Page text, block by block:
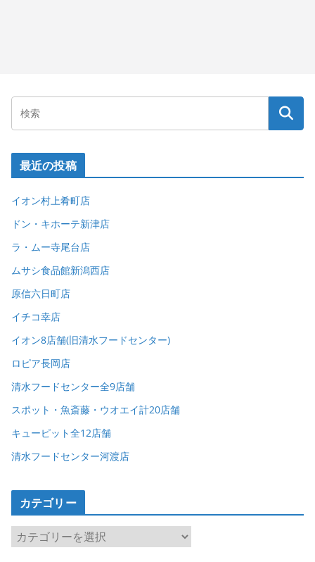
最近の投稿
イオン村上肴町店
ドン・キホーテ新津店
ラ・ムー寺尾台店
ムサシ食品館新潟西店
原信六日町店
イチコ幸店
イオン8店舗(旧清水フードセンター)
ロピア長岡店
清水フードセンター全9店舗
スポット・魚斎藤・ウオエイ計20店舗
キューピット全12店舗
清水フードセンター河渡店
カテゴリー
カ
テ